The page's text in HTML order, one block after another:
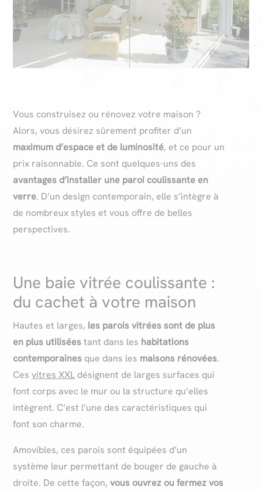
Vous construisez ou rénovez votre maison ?
Alors, vous désirez sûrement profiter d’un
maximum d’espace et de luminosité, et ce pour un
prix raisonnable. Ce sont quelques-uns des
avantages d’installer une paroi coulissante en
verre. D’un design contemporain, elle s’intègre à
de nombreux styles et vous offre de belles
perspectives.
Une baie vitrée coulissante :
du cachet à votre maison
Hautes et larges, les parois vitrées sont de plus
en plus utiliséestant dans les habitations
contemporaines que dans les maisons rénovées.
Cesvitres XXL désignent de larges surfaces qui
font corps avec le mur ou la structure qu’elles
intègrent. C’est l’une des caractéristiques qui
font son charme.
Amovibles, ces parois sont équipées d’un
système leur permettant de bouger de gauche à
droite. De cette façon,vous ouvrez ou fermez vos